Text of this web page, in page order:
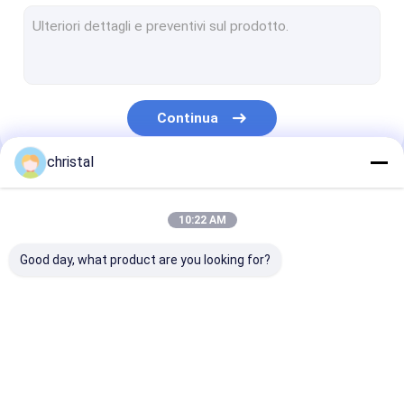
Attrezzatura di controllo dei solidi
Tenaglie di potenza idraulica
Componenti della sonda
Continua
Le Nostre Categorie
christal
10:22 AM
Good day, what product are you looking for?